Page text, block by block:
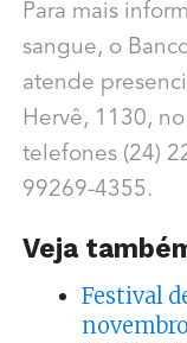
Para mais
sangue, o
atende
Hervê, 1130,
telefones (24)
99269-4355.
Veja
Festival